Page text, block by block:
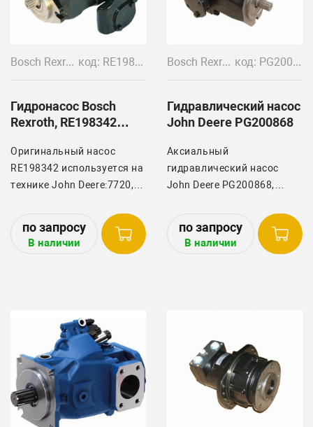
тракторах: John Deere
9420, 9520, 9620
Bosch Rexroth код: RE198342, R902537839
Гидронасос Bosch
Rexroth, RE198342
Оригинальный насос
RE198342 используется на
технике John Deere:7720,
7730, 7830, 7930 и др.
Производство Bosch
Rexroth, Германия.
В наличии
Bosch Rexroth код: PG200868, RE198342
Гидравлический насос
John Deere PG200868
Аксиальный
гидравлический насос
John Deere PG200868,
Hydraulic Pump, RE198342
Hydraulic Pump 45cm3,
Bosch Rexroth R986110572
7830, 7930
В наличии